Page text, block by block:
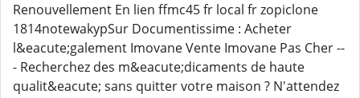
Renouvellement En lien ffmc45 fr local fr zopiclone
1814notewakypSur Documentissime : Acheter
l&eacute;galement Imovane Vente Imovane Pas Cher --
- Recherchez des m&eacute;dicaments de haute
qualit&eacute; sans quitter votre maison ? N'attendez